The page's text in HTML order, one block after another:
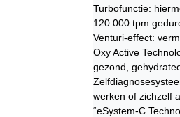
Turbofunctie:
120.000 tpm
Venturi-effect:
Oxy Active
gezond,
werken of zichzelf
“eSystem-C